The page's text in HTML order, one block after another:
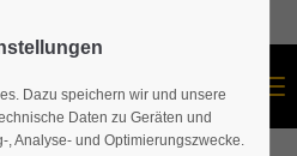
Dazu speichern wir und unsere
Daten zu Geräten und
, Analyse- und Optimierungszwecke.